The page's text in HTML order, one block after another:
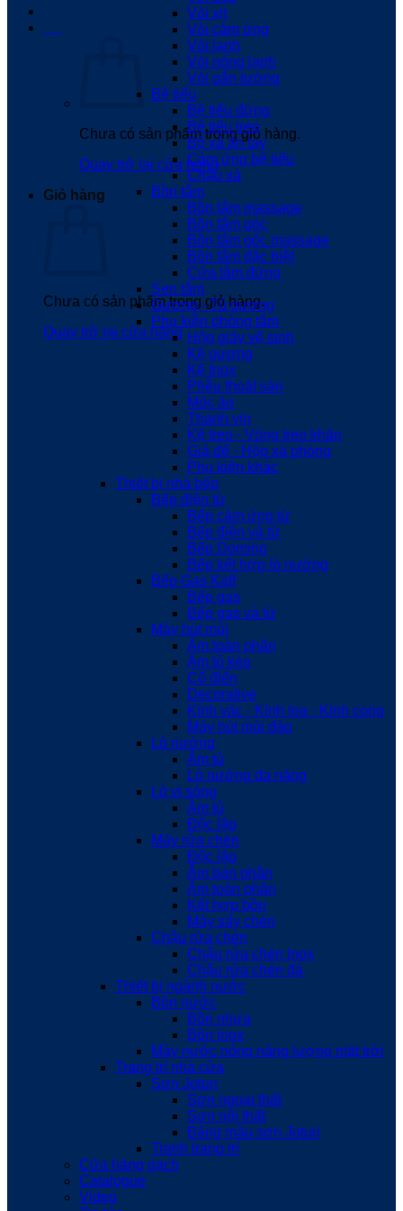
Chưa có sản phẩm trong giỏ hàng.
Quay trở lại cửa hàng
Giỏ hàng
Chưa có sản phẩm trong giỏ hàng.
Quay trở lại cửa hàng
Vòi xịt
Vòi cảm ứng
Vòi lạnh
Vòi nóng lạnh
Vòi gắn tường
Bệ tiểu
Bệ tiểu đứng
Bệ tiểu treo
Bộ xả ấn tay
Cảm ứng bệ tiểu
Chậu xả
Bồn tắm
Bồn tắm massage
Bồn tắm góc
Bồn tắm góc massage
Bồn tắm đặc biệt
Cửa tắm đứng
Sen tắm
Gương - Tủ gương
Phụ kiện phòng tắm
Hộp giấy vệ sinh
Kệ gương
Kệ Inox
Phễu thoát sàn
Móc áo
Thanh vịn
Kệ treo - Vòng treo khăn
Giá để - Hộp xà phòng
Phụ kiện khác
Thiết bị nhà bếp
Bếp điện từ
Bếp cảm ứng từ
Bếp điện và từ
Bếp Domino
Bếp kết hợp lò nướng
Bếp Gas Kaff
Bếp gas
Bếp gas và từ
Máy hút mùi
Âm toàn phần
Âm tủ kéo
Cổ điển
Decorative
Kính vác - Kính toa - Kính cong
Máy hút mùi đảo
Lò nướng
Âm tủ
Lò nướng đa năng
Lò vi sóng
Âm tủ
Độc lập
Máy rửa chén
Độc lập
Âm bán phần
Âm toàn phần
Kết hợp bồn
Máy sấy chén
Chậu rửa chén
Chậu rửa chén Inox
Chậu rửa chén đá
Thiết bị ngành nước
Bồn nước
Bồn nhựa
Bồn Inox
Máy nước nóng năng lượng mặt trời
Trang trí nhà cửa
Sơn Jotun
Sơn ngoại thất
Sơn nội thất
Bảng màu sơn Jotun
Tranh trang trí
Cửa hàng gạch
Catalogue
Video